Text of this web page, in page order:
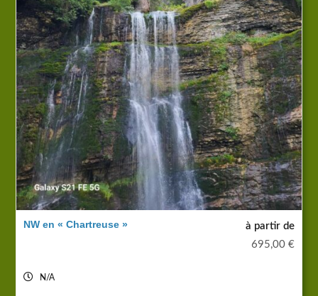
NW en « Chartreuse »
à partir de
695,00 €
N/A